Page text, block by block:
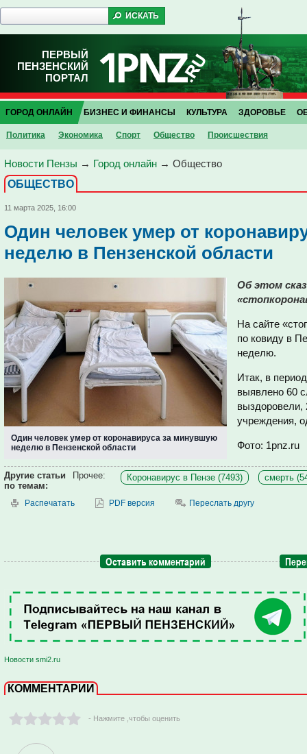
ПЕРВЫЙ
ПЕНЗЕНСКИЙ
ПОРТАЛ
ГОРОД ОНЛАЙН
Политика Экономика Спорт Общество Проиcшествия
БИЗНЕС И ФИНАНСЫ КУЛЬТУРА ЗДОРОВЬЕ
Новости Пензы → Город онлайн → Общество
ОБЩЕСТВО
11 марта 2025, 16:00
Один человек умер от
неделю в Пензенской области
Один человек умер от коронавируса за минувшую
неделю в Пензенской области
Об этом
На сайте
по ковиду в
неделю.
Итак, в
выявлено 60
выздоровели,
учреждения,
Фото: 1pnz.ru
Другие статьи
по темам:
Прочее: Коронавирус в Пензе (7493) смерть
Распечатать PDF версия Переслать другу
Оставить комментарий
Новости smi2.ru
КОММЕНТАРИИ
- Нажмите ,чтобы оценить